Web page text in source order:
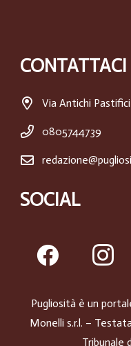
CONTATTACI
Via Antichi
0805744739
SOCIAL
Pugliosità è un
Monelli s.r.l. –
Tribunale